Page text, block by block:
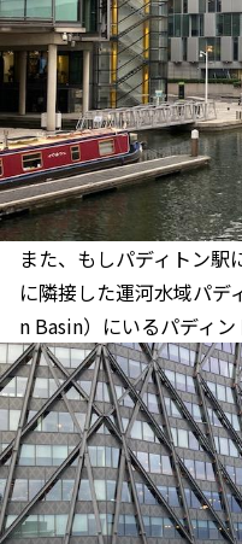
また、もしパディトン
に隣接した運河水域パ
n Basin）にいるパディン